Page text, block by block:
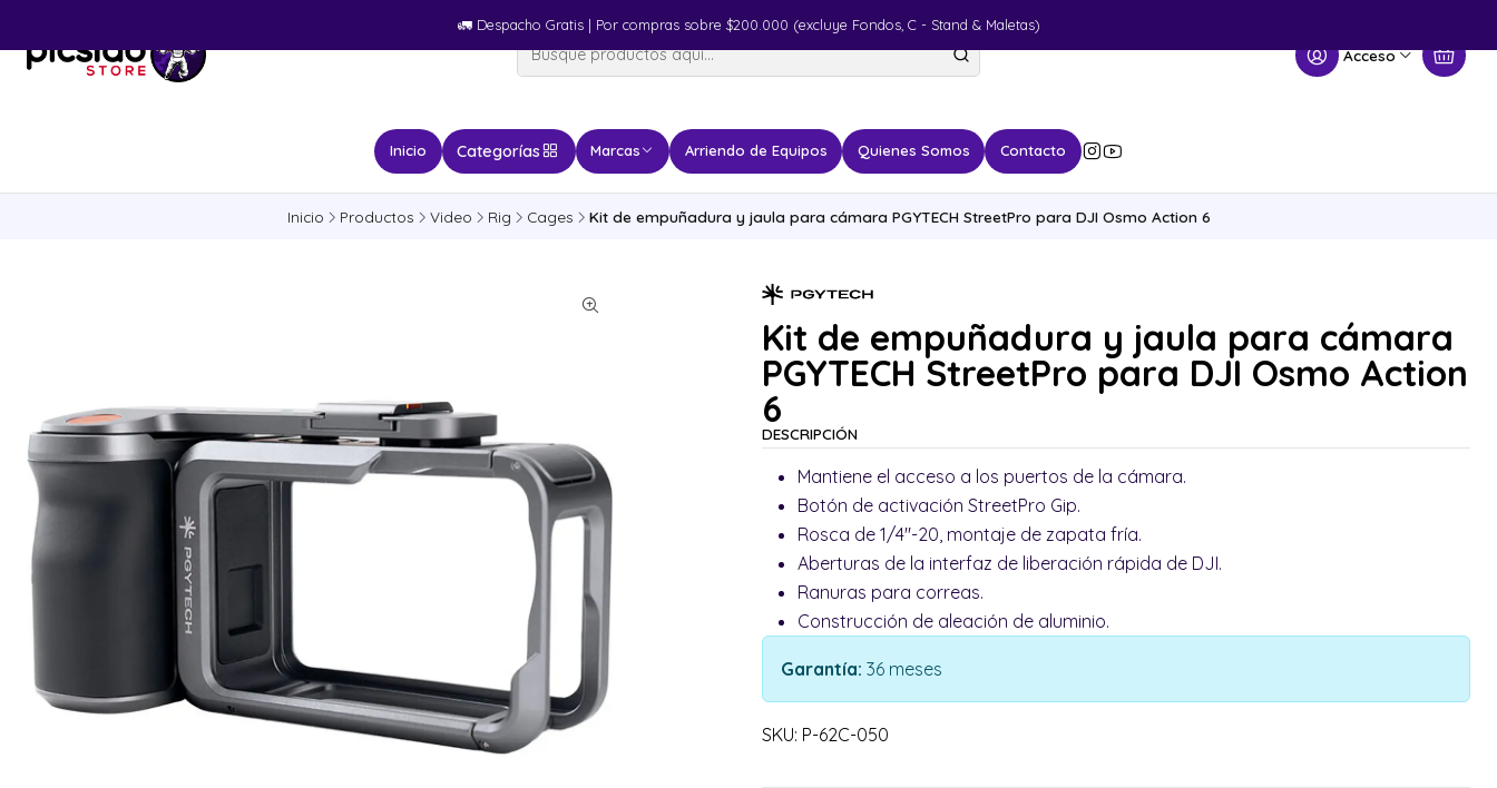
Acceso
Inicio Categorías Marcas Arriendo de Equipos Quienes Somos Contacto
🚛​ Despacho Gratis | Por compras sobre $200.000 (excluye Fondos, C - Stand & Maletas)
Inicio Productos Video Rig Cages Kit de empuñadura y jaula para cámara PGYTECH StreetPro para DJI Osmo Action 6
Kit de empuñadura y jaula para cámara
PGYTECH StreetPro para DJI Osmo Action
6
DESCRIPCIÓN
Mantiene el acceso a los puertos de la cámara.
Botón de activación StreetPro Gip.
Rosca de 1/4"-20, montaje de zapata fría.
Aberturas de la interfaz de liberación rápida de DJI.
Ranuras para correas.
Construcción de aleación de aluminio.
Garantía: 36 meses
SKU: P-62C-050